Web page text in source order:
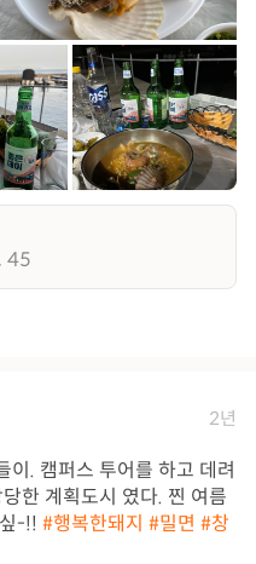
45
2년
이. 캠퍼스 투어를 하고 데려
한 계획도시 였다. 찐 여름
-!! #행복한돼지 #밀면 #창